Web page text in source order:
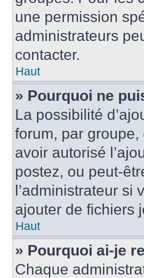
une permission
administrateurs
contacter.
Haut
» Pourquoi ne
La possibilité
forum, par groupe,
avoir autorisé
postez, ou peut-
l’administrateur si
ajouter de fichiers
Haut
» Pourquoi ai-je
Chaque